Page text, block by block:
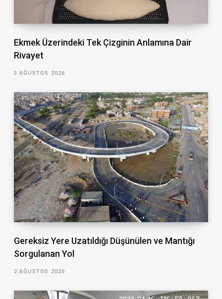
Ekmek Üzerindeki Tek Çizginin Anlamına Dair
Rivayet
3 AĞUSTOS 2026
Gereksiz Yere Uzatıldığı Düşünülen ve Mantığı
Sorgulanan Yol
2 AĞUSTOS 2026